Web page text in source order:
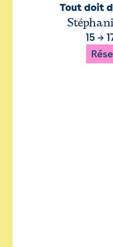
Tout doit
15 →